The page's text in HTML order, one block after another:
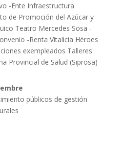
-Ente Infraestructura
de Promoción del Azúcar y
Teatro Mercedes Sosa -
-Renta Vitalicia Héroes
exempleados Talleres
Provincial de Salud (Siprosa)
públicos de gestión